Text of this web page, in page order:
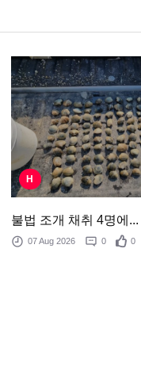
H
불법 조개 채취 4명에...
07 Aug 2026 0 0